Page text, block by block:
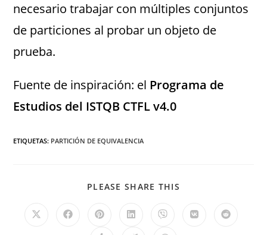
necesario trabajar con múltiples conjuntos
de particiones al probar un objeto de
prueba.
Fuente de inspiración: el Programa de
Estudios del ISTQB CTFL v4.0
ETIQUETAS: PARTICIÓN DE EQUIVALENCIA
PLEASE SHARE THIS